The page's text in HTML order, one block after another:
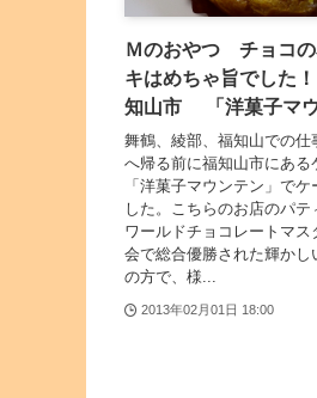
Ｍのおやつ チョコ
キはめちゃ旨でし
知山市 「洋菓子マウ
舞鶴、綾部、福知山での仕
へ帰る前に福知山市にある
「洋菓子マウンテン」でケ
した。こちらのお店のパテ
ワールドチョコレートマス
会で総合優勝された輝かし
の方で、様...
2013年02月01日 18:00